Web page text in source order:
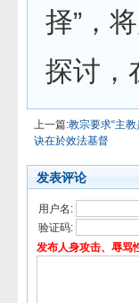
择”，
探讨，
上一篇:教宗要求“主
诀在於效法基督
发表评论
用户名:
验证码:
发布人身攻击、辱骂